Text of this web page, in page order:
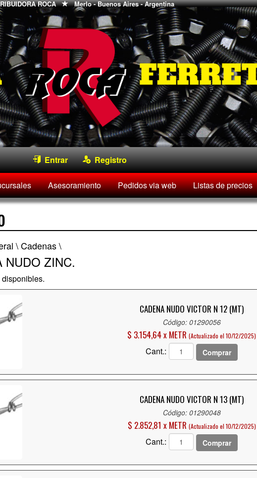
ROCA Merlo - Buenos Aires - Argentina
Entrar Registro
Asesoramiento Pedidos via web Listas de precios
\Cadenas \
NUDO ZINC.
CADENA NUDO VICTOR N 12 (MT)
Código: 01290056
$ 3.154,64 x METR (Actualizado el 10/12/2025)
Cant.: Comprar
CADENA NUDO VICTOR N 13 (MT)
Código: 01290048
$ 2.852,81 x METR (Actualizado el 10/12/2025)
Cant.: Comprar